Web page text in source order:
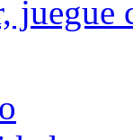
juegue